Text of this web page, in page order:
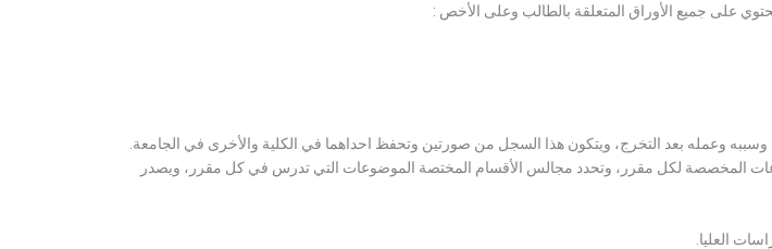
على جميع الأوراق المتعلقة بالطالب وعلى الأخص :
وعمله بعد التخرج، ويتكون هذا السجل من صورتين وتحفظ احداهما في الكلية والأخرى في الجامعة.
المخصصة لكل مقرر، وتحدد مجالس الأقسام المختصة الموضوعات التي تدرس في كل مقرر، ويصدر
العليا.